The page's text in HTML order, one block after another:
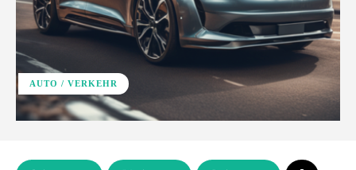
AUTO / VERKEHR